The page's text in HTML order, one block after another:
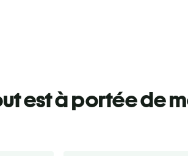
est à portée de